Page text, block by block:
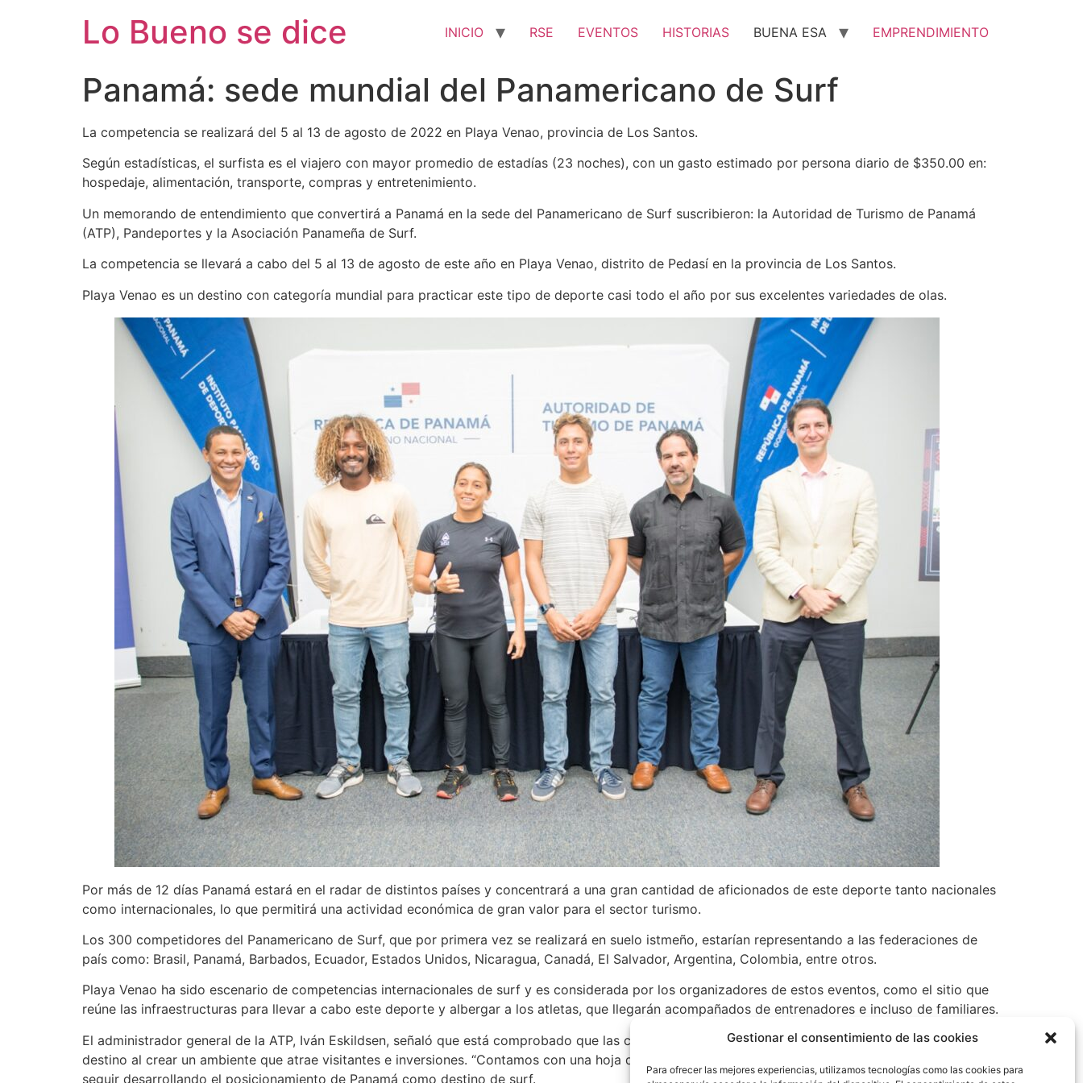
Gestionar el consentimiento de las cookies
Para ofrecer las mejores experiencias, utilizamos tecnologías como las cookies para
Lo Bueno se dice INICIO RSE EVENTOS HISTORIAS BUENA ESA EMPRENDIMIENTO
Panamá: sede mundial del Panamericano de Surf
La competencia se realizará del 5 al 13 de agosto de 2022 en Playa Venao, provincia de Los Santos.
Según estadísticas, el surfista es el viajero con mayor promedio de estadías (23 noches), con un gasto estimado por persona diario de $350.00 en:
hospedaje, alimentación, transporte, compras y entretenimiento.
Un memorando de entendimiento que convertirá a Panamá en la sede del Panamericano de Surf suscribieron: la Autoridad de Turismo de Panamá
(ATP), Pandeportes y la Asociación Panameña de Surf.
La competencia se llevará a cabo del 5 al 13 de agosto de este año en Playa Venao, distrito de Pedasí en la provincia de Los Santos.
Playa Venao es un destino con categoría mundial para practicar este tipo de deporte casi todo el año por sus excelentes variedades de olas.
Por más de 12 días Panamá estará en el radar de distintos países y concentrará a una gran cantidad de aficionados de este deporte tanto nacionales
como internacionales, lo que permitirá una actividad económica de gran valor para el sector turismo.
Los 300 competidores del Panamericano de Surf, que por primera vez se realizará en suelo istmeño, estarían representando a las federaciones de
país como: Brasil, Panamá, Barbados, Ecuador, Estados Unidos, Nicaragua, Canadá, El Salvador, Argentina, Colombia, entre otros.
Playa Venao ha sido escenario de competencias internacionales de surf y es considerada por los organizadores de estos eventos, como el sitio que
reúne las infraestructuras para llevar a cabo este deporte y albergar a los atletas, que llegarán acompañados de entrenadores e incluso de familiares.
El administrador general de la ATP, Iván Eskildsen, señaló que está comprobado que las competencias de surf ayudan a posicionar los países como
destino al crear un ambiente que atrae visitantes e inversiones. “Contamos con una hoja de ruta, para realizar varios eventos que nos permitirán
seguir desarrollando el posicionamiento de Panamá como destino de surf.